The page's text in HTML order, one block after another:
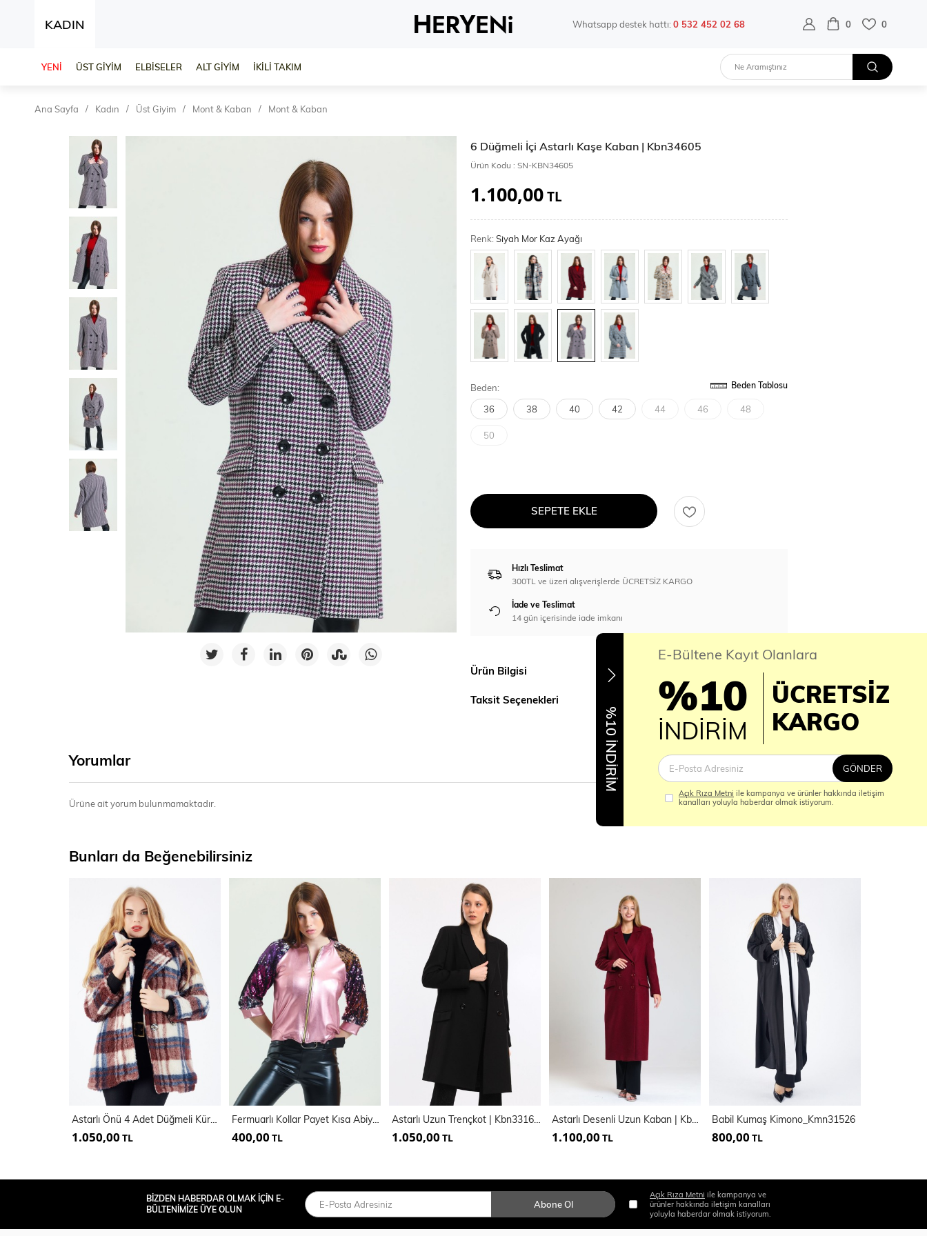
KADIN Whatsapp destek hattı:0 532 452 02 68 0 0
YENİ ÜST GİYİM ELBİSELER ALT GİYİM İKİLİ TAKIM
Ana Sayfa Kadın Üst Giyim Mont & Kaban Mont & Kaban
6 Düğmeli İçi Astarlı Kaşe Kaban | Kbn34605
Ürün Kodu : SN-KBN34605
1.100,00TL
Renk:Siyah Mor Kaz Ayağı
Beden: Beden Tablosu
36 38 40 42 44 46 48
50
SEPETE EKLE
Hızlı Teslimat
300TL ve üzeri alışverişlerde ÜCRETSİZ KARGO
İade ve Teslimat
14 gün içerisinde iade imkanı
Ürün Bilgisi
Taksit Seçenekleri
Yorumlar
Ürüne ait yorum bulunmamaktadır.
Bunları da Beğenebilirsiniz
Astarlı Önü 4 Adet Düğmeli Kürk Kaban
1.050,00 TL
Fermuarlı Kollar Payet Kısa Abiye Mont | Mnt31265
400,00 TL
Astarlı Uzun Trençkot | Kbn33166Yn
1.050,00 TL
Astarlı Desenli Uzun Kaban | Kbn34176
1.100,00 TL
Babil Kumaş Kimono_Kmn31526
800,00 TL
%10 İNDİRİM
E-Bültene Kayıt Olanlara
%10
İNDİRİM
ÜCRETSİZ
KARGO
GÖNDER
Açık Rıza Metni ile kampanya ve ürünler hakkında iletişim
kanalları yoluyla haberdar olmak istiyorum.
BİZDEN HABERDAR OLMAK İÇİN E-
BÜLTENİMİZE ÜYE OLUN
Abone Ol
Açık Rıza Metni ile kampanya ve
ürünler hakkında iletişim kanalları
yoluyla haberdar olmak istiyorum.